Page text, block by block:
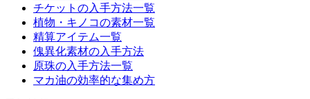
チケットの入手方法一覧
植物・キノコの素材一覧
精算アイテム一覧
傀異化素材の入手方法
原珠の入手方法一覧
マカ油の効率的な集め方